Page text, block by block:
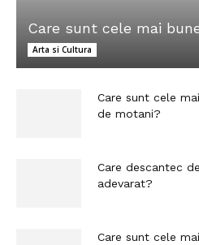
Care sunt cele mai
Arta si Cultura
Care sunt cele
de motani?
Care descantec
adevarat?
Care sunt cele